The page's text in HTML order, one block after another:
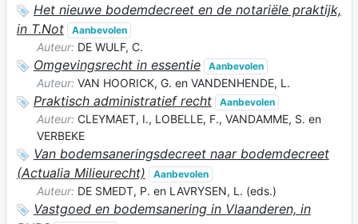
Het nieuwe bodemdecreet en de notariële praktijk,
in T.Not
Aanbevolen
Auteur: DE WULF, C.
Omgevingsrecht in essentie Aanbevolen
Auteur: VAN HOORICK, G. en VANDENHENDE, L.
Praktisch administratief recht Aanbevolen
Auteur: CLEYMAET, I., LOBELLE, F., VANDAMME, S. en
VERBEKE
Van bodemsaneringsdecreet naar bodemdecreet
(Actualia Milieurecht)
Aanbevolen
Auteur: DE SMEDT, P. en LAVRYSEN, L. (eds.)
Vastgoed en bodemsanering in Vlaanderen, in